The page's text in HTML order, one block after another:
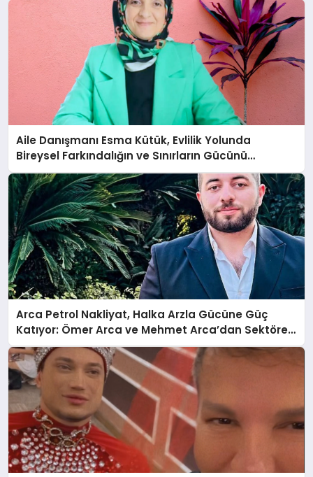
Aile Danışmanı Esma Kütük, Evlilik Yolunda
Bireysel Farkındalığın ve Sınırların Gücünü
Anlatıyor
Arca Petrol Nakliyat, Halka Arzla Gücüne Güç
Katıyor: Ömer Arca ve Mehmet Arca’dan Sektöre
Güçlü Yatırım